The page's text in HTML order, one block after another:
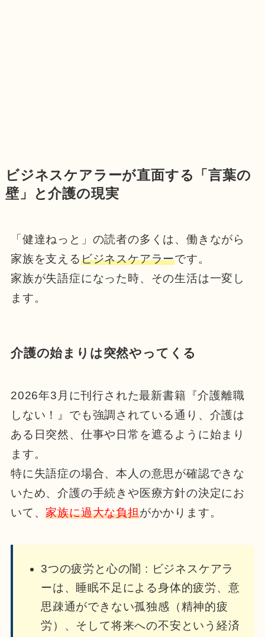
ビジネスケアラーが直面する「言葉の
壁」と介護の現実
「健達ねっと」の読者の多くは、働きながら
家族を支えるビジネスケアラーです。
家族が失語症になった時、その生活は一変し
ます。
介護の始まりは突然やってくる
2026年3月に刊行された最新書籍『介護離職
しない！』でも強調されている通り、介護は
ある日突然、仕事や日常を遮るように始まり
ます。
特に失語症の場合、本人の意思が確認できな
いため、介護の手続きや医療方針の決定にお
いて、家族に過大な負担がかかります。
3つの疲労と心の闇 : ビジネスケアラ
ーは、睡眠不足による身体的疲労、意
思疎通ができない孤独感（精神的疲
労）、そして将来への不安という経済